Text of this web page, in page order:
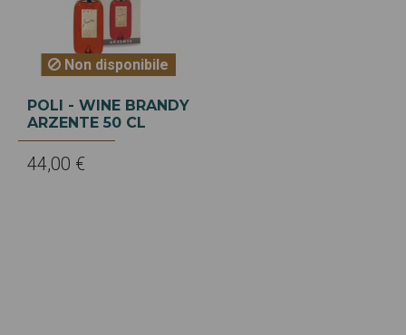
Non disponibile
POLI - WINE BRANDY
ARZENTE 50 CL
44,00 €